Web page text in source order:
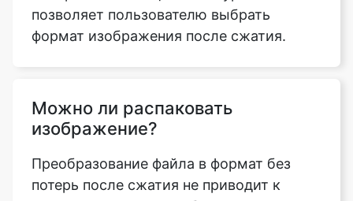
Можно ли распаковать
Преобразование файла в формат без
потерь после сжатия не приводит к
повышению качества. Сжатие с
потерями, по определению, отбрасывает
информацию, которую невозможно